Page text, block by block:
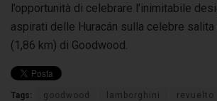
l’opportunità di celebrare l’inimitabile
aspirati delle Huracán sulla celebre
(1,86 km) di Goodwood.
Tags: goodwood lamborghini revuelto